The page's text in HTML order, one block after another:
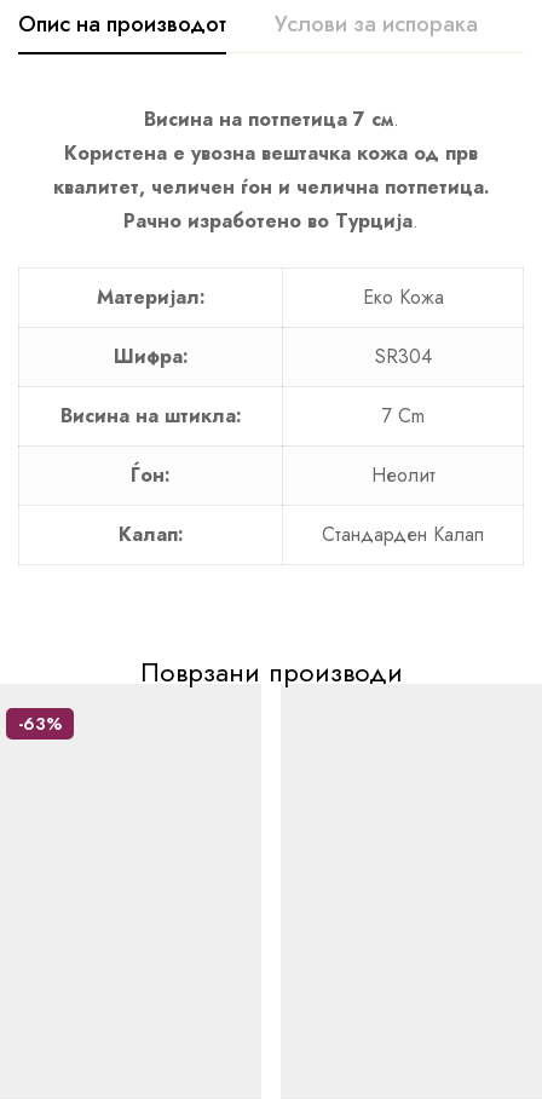
Опис на производот Услови за испорака
Висина на потпетица 7 см.
Користена е увозна вештачка кожа од прв
квалитет, челичен ѓон и челична потпетица.
Рачно изработено во Турција.
Материјал: Еко Кожа
Шифра: SR304
Висина на штикла: 7 Cm
Ѓон: Неолит
Калап: Стандарден Калап
Поврзани производи
-63%